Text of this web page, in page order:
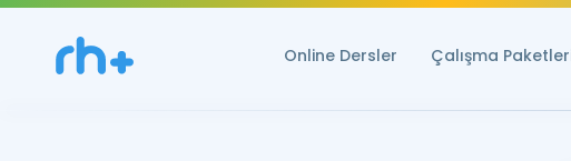
Online Dersler Çalışma